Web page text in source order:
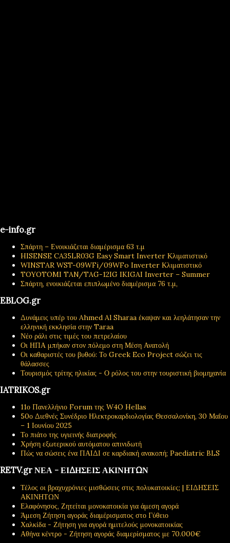
e-info.gr
Σπάρτη – Ενοικιάζεται διαμέρισμα 63 τ.μ
HISENSE CA35LR03G Easy Smart Inverter Κλιματιστικό
WINSTAR WST-09WFi/09WFo Inverter Κλιματιστικό
TOYOTOMI TAN/TAG-12IG IKIGAI Inverter – Summer
Σπάρτη, ενοικιάζεται επιπλωμένο διαμέρισμα 76 τ.μ,
EBLOG.gr
Δυνάμεις υπέρ του Ahmed Al Sharaa έκαψαν και λεηλάτησαν την
ελληνική εκκλησία στην Taraa
Νέο ράλι στις τιμές του πετρελαίου
Οι ΗΠΑ μπήκαν στον πόλεμο στη Μέση Ανατολή
Οι καθαριστές του βυθού: Το Greek Eco Project σώζει τις
θάλασσες
Τουρισμός τρίτης ηλικίας - Ο ρόλος του στην τουριστική βιομηχανία
IATRIKOS.gr
11ο Πανελλήνιο Forum της W4O Hellas
50ο Διεθνές Συνέδριο Ηλεκτροκαρδιολογίας Θεσσαλονίκη, 30 Μαΐου
– 1 Ιουνίου 2025
Το πιάτο της υγιεινής διατροφής
Χρήση εξωτερικού αυτόματου απινιδωτή
Πώς να σώσεις ένα ΠΑΙΔΙ σε καρδιακή ανακοπή; Paediatric BLS
RETV.gr ΝΕΑ - ΕΙΔΗΣΕΙΣ ΑΚΙΝΗΤΩΝ
Τέλος οι βραχυχρόνιες μισθώσεις στις πολυκατοικίες; | ΕΙΔΗΣΕΙΣ
ΑΚΙΝΗΤΩΝ
Ελαφόνησος, Ζητείται μονοκατοικία για άμεση αγορά
Άμεση Ζήτηση αγοράς διαμέρισματος στο Γύθειο
Χαλκίδα - Ζήτηση για αγορά ημιτελούς μονοκατοικίας
Αθήνα κέντρο - Ζήτηση αγοράς διαμερίσματος με 70.000€